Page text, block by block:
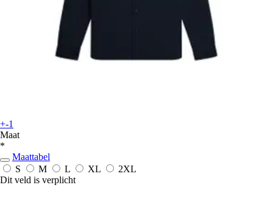
+-1
Maat
*
Maattabel
S
M L XL
2XL
Dit veld is verplicht